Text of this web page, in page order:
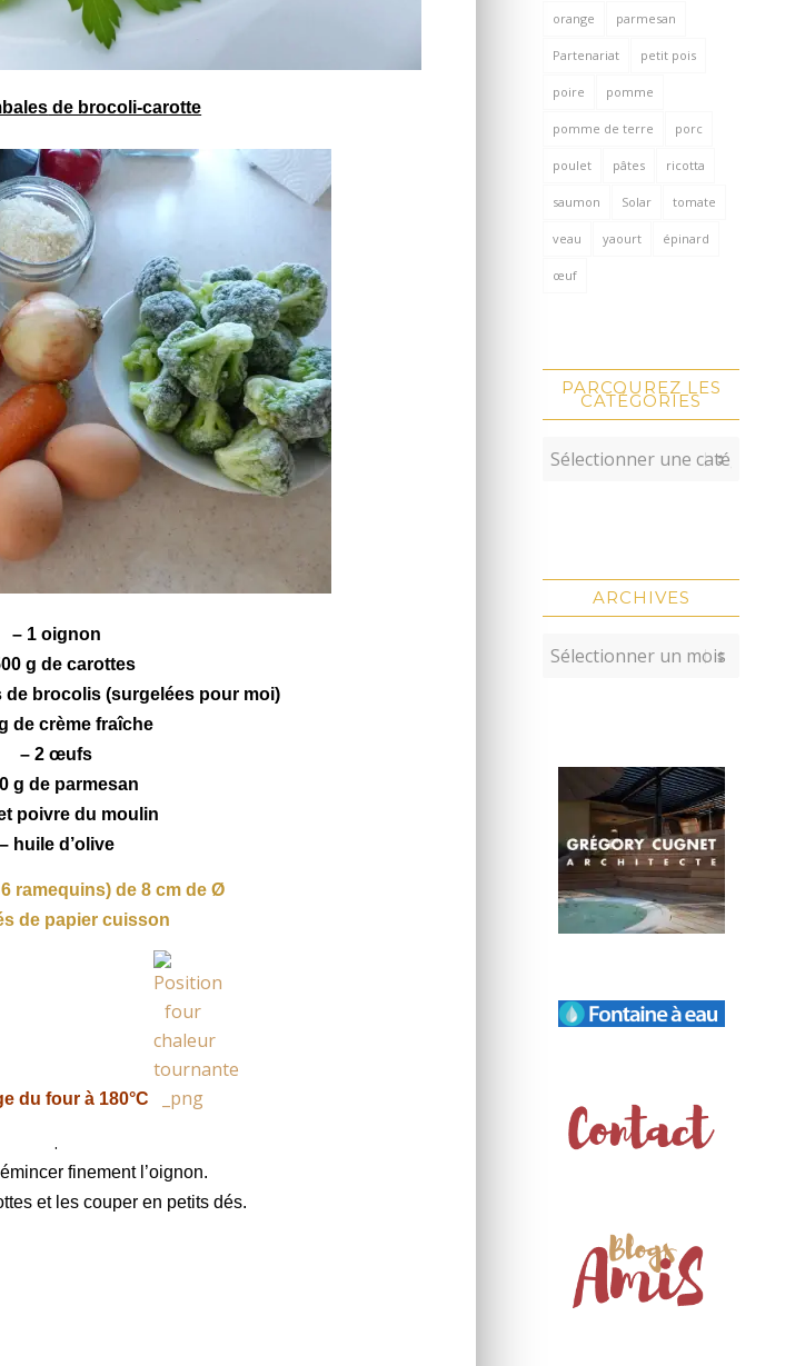
de brocoli-carotte
– 1 oignon
g de carottes
de brocolis(surgelées pour moi)
de crème fraîche
– 2 œufs
g de parmesan
poivre du moulin
– huile d’olive
ramequins) de 8 cm de Ø
de papier cuisson
du four à 180°C
.
finement l’oignon.
et les couper en petits dés.
orange parmesan
Partenariat petit pois
poire pomme
pomme de terre porc
poulet pâtes ricotta
saumon Solar tomate
veau yaourt épinard
œuf
PARCOUREZ LES
CATÉGORIES
ARCHIVES